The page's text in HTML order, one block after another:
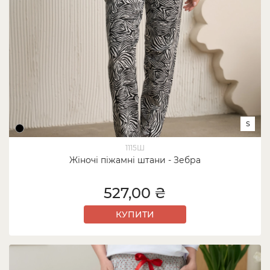
1115Ш
Жіночі піжамні штани - Зебра
S
527,00 ₴
КУПИТИ